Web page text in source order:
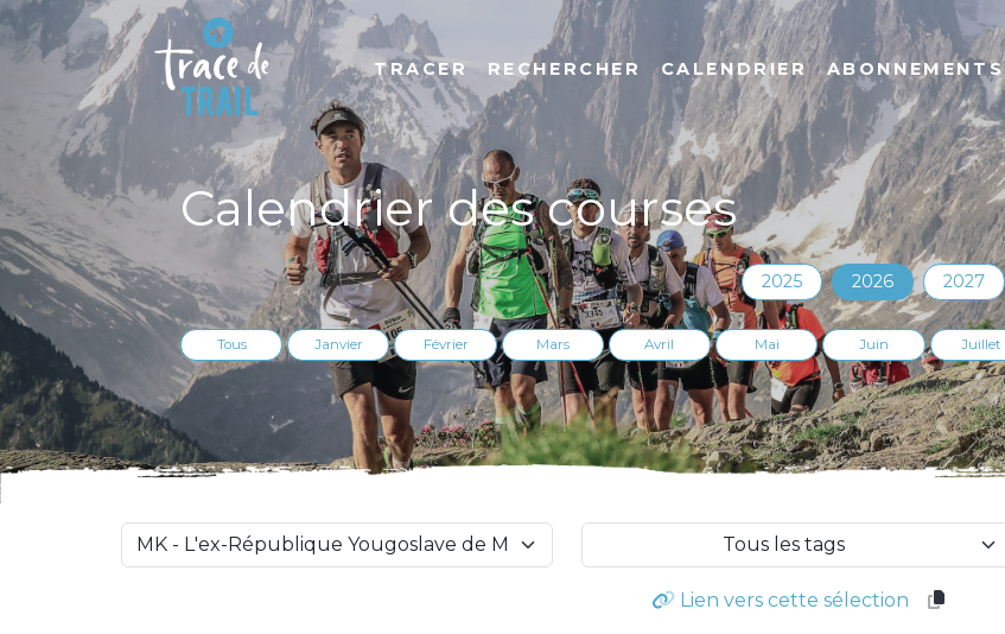
TRACER RECHERCHER CALENDRIER ABONNEMENTS
Calendrier des courses
2025 2026 2027
Tous Janvier Février Mars Avril Mai Juin Juillet
Tous les tags
Lien vers cette sélection